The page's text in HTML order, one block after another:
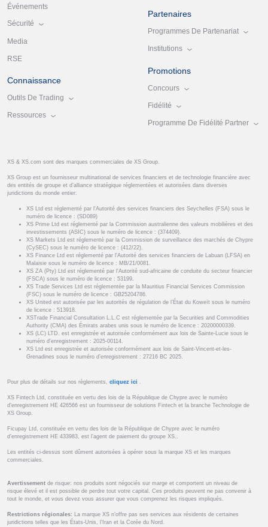
Événements
Sécurité
Media
RSE
Connaissance
Outils De Trading
Ressources
Partenaires
Programmes De Partenariat
Institutions
Promotions
Concours
Fidélité
Programme De Fidélité Partner
XS & XS.com sont des marques commerciales de XS Group.
XS Group est un fournisseur multinational de services financiers et de technologie financière avec
des entités de groupe et d’alliance stratégique réglementées et autorisées dans diverses
juridictions du monde entier.
XS Ltd est réglementé par l'Autorité des services financiers des Seychelles (FSA) sous le
numéro de licence : (SD089)
XS Prime Ltd est réglementé par la Commission australienne des valeurs mobilières et des
investissements (ASIC) sous le numéro de licence : (374409).
XS Markets Ltd est réglementé par la Commission de surveillance des marchés de Chypre
(CySEC) sous le numéro de licence : (412/22).
XS Finance Ltd est réglementé par l'Autorité des services financiers de Labuan (LFSA) en
Malaisie sous le numéro de licence : MB/21/0081.
XS ZA (Pty) Ltd est réglementé par l'Autorité sud-africaine de conduite du secteur financier
(FSCA) sous le numéro de licence : 53199.
XS Trade Services Ltd est réglementée par la Mauritius Financial Services Commission
(FSC) sous le numéro de licence : GB25204786.
XS United est autorisée par les autorités de régulation de l’État du Koweït sous le numéro
de licence : 513918.
XSTrade Financial Consultation L.L.C est réglementée par la Securities and Commodities
Authority (CMA) des Émirats arabes unis sous le numéro de licence : 20200000339.
XS (LC) LTD. est enregistrée et autorisée conformément aux lois de Sainte-Lucie sous le
numéro d’enregistrement : 2025-00114.
XS Ltd est enregistrée et autorisée conformément aux lois de Saint-Vincent-et-les-
Grenadines sous le numéro d’enregistrement : 27216 BC 2025.
Pour plus de détails sur nos règlements, cliquez ici
XS Fintech Ltd, constituée en vertu des lois de la République de Chypre avec le numéro
d’enregistrement HE 426566 est un fournisseur de solutions Fintech et la branche Technologie de
XS Group.
Ficupay Ltd, constituée en vertu des lois de la République de Chypre avec le numéro
d’enregistrement HE 433983, est l’agent de paiement du groupe XS..
Les entités ci-dessus sont dûment autorisées à opérer sous la marque XS et les marques
commerciales.
Avertissement de risque: nos produits sont négociés sur marge et comportent un niveau de
risque élevé et il est possible de perdre tout votre capital. Ces produits peuvent ne pas convenir à
tout le monde, et vous devez vous assurer que vous comprenez les risques impliqués.
Restrictions régionales: La marque XS n’offre pas ses services aux résidents de certaines
juridictions telles que les États-Unis, l’Iran et la Corée du Nord.